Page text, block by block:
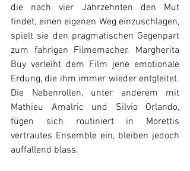
die nach vier Jahrzehnten den Mut
findet, einen eigenen Weg einzuschlagen,
spielt sie den pragmatischen Gegenpart
zum fahrigen Filmemacher. Margherita
Buy verleiht dem Film jene emotionale
Erdung, die ihm immer wieder entgleitet.
Die Nebenrollen, unter anderem mit
Mathieu Amalric und Silvio Orlando,
fügen sich routiniert in Morettis
vertrautes Ensemble ein, bleiben jedoch
auffallend blass.